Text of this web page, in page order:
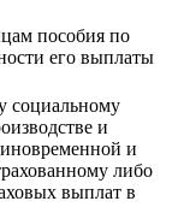
пособия по
его выплаты
социальному
и
и
либо
выплат в